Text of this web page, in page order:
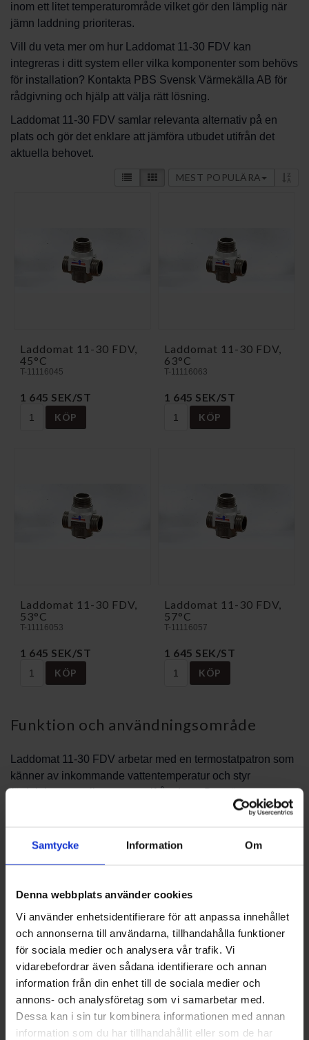
Samtycke Information Om
Denna webbplats använder cookies
Vi använder enhetsidentifierare för att anpassa innehållet
och annonserna till användarna, tillhandahålla funktioner
för sociala medier och analysera vår trafik. Vi
vidarebefordrar även sådana identifierare och annan
information från din enhet till de sociala medier och
annons- och analysföretag som vi samarbetar med.
Dessa kan i sin tur kombinera informationen med annan
information som du har tillhandahållit eller som de har
inom ett litet temperaturområde vilket gör den lämplig när
jämn laddning prioriteras.
Vill du veta mer om hur Laddomat 11-30 FDV kan
integreras i ditt system eller vilka komponenter som behövs
för installation? Kontakta PBS Svensk Värmekälla AB för
rådgivning och hjälp att välja rätt lösning.
Laddomat 11-30 FDV samlar relevanta alternativ på en
plats och gör det enklare att jämföra utbudet utifrån det
aktuella behovet.
MEST POPULÄRA
Laddomat 11-30 FDV,
45°C
T-11116045
1 645 SEK/ST
KÖP
Laddomat 11-30 FDV,
63°C
T-11116063
1 645 SEK/ST
KÖP
Laddomat 11-30 FDV,
53°C
T-11116053
1 645 SEK/ST
KÖP
Laddomat 11-30 FDV,
57°C
T-11116057
1 645 SEK/ST
KÖP
Funktion och användningsområde
Laddomat 11-30 FDV arbetar med en termostatpatron som
känner av inkommande vattentemperatur och styr
fördelningen mellan portar utifrån detta. Det gör att
laddningen av ackumulatortanken blir mer kontrollerad och
passar i installationer där man vill optimera
Installation och kompatibilitet
Vid installation bör man följa systemets ritningar och
leverantörens anvisningar för rördragning och placering i
förhållande till panna och tank. Laddomat 11-30 FDV kan
monteras i samband med standardinstallationsprocedurer
för laddningsventiler. För att säkerställa korrekt funktion är
det viktigt att komponenterna matchas mot systemets